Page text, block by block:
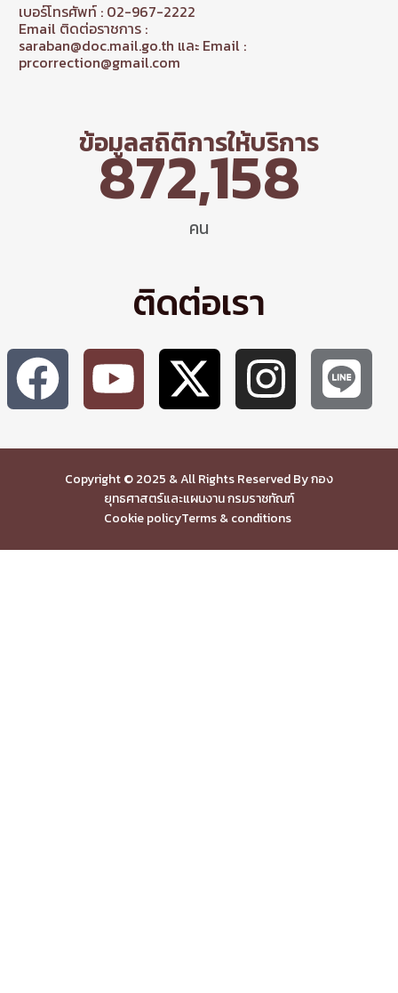
เบอร์โทรศัพท์ : 02-967-2222
Email ติดต่อราชการ :
saraban@doc.mail.go.th และ Email :
prcorrection@gmail.com
ข้อมูลสถิติการให้บริการ
คน
872,158
ติดต่อเรา
Copyright © 2025 & All Rights Reserved By กอง
ยุทธศาสตร์และแผนงาน กรมราชทัณฑ์
Cookie policyTerms & conditions